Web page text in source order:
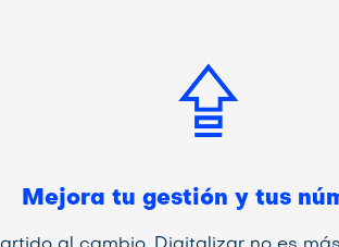
Mejora tu gestión y tus